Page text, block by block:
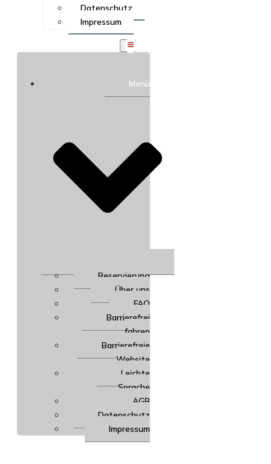
Datenschutz
Impressum
Menü
Reservierung
Über uns
FAQ
Barrierefrei
fahren
Barrierefreie
Website
Leichte
Sprache
AGB
Datenschutz
Impressum